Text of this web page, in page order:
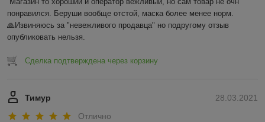
понравился. Беруши вообще отстой, маска более менее норм.
🙏Извиняюсь за "невежливого продавца" но подругому отзыв
опубликовать нельзя.
Сделка подтверждена через корзину
28.03.2021
Тимур
Отлично